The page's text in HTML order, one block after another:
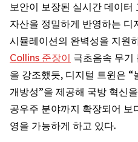
보안이 보장된 실시간 데이터
자산을 정밀하게 반영하는 디
시뮬레이션의 완벽성을 지원
Collins 준장이 극초음속 무기
을 강조했듯, 디지털 트윈은
개방성”을 제공해 국방 혁신
공우주 분야까지 확장되어 보
영을 가능하게 하고 있다.